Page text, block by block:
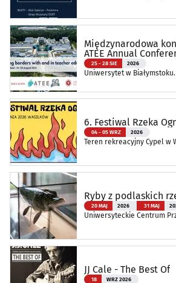
Międzynarodowa
ATEE Annual
25 - 28 SIE 2026
Uniwersytet w
6. Festiwal Rzeka
04 - 05 WRZ 2026
Teren rekreacyjny Cypel w
Ryby z podlaskich
20 MAJ 2026 31 MAJ
Uniwersyteckie Centrum
JJ Cale - The Best Of
18 WRZ 2026